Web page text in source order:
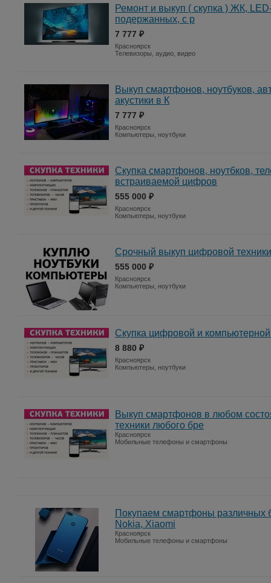
Ремонт и выкуп ( скупка ) ЖК,
подержанных, с р
7 777 ₽
Красноярск
Телевизоры, аудио, видео
Выкуп смартфонов, ноутбуков,
акустики в К
7 777 ₽
Красноярск
Компьютеры, ноутбуки
Скупка смартфонов, ноутбков,
встраиваемой цифров
555 000 ₽
Красноярск
Компьютеры, ноутбуки
Срочный выкуп цифровой
555 000 ₽
Красноярск
Компьютеры, ноутбуки
Скупка цифровой и
8 880 ₽
Красноярск
Компьютеры, ноутбуки
Выкуп смартфонов в любом
техники любого бре
Красноярск
Мобильные телефоны и смартфоны
Покупаем смартфоны различных
Nokia, Xiaomi
Красноярск
Мобильные телефоны и смартфоны